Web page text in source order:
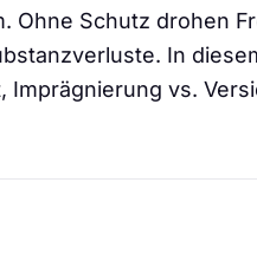
Ohne Schutz drohen
In
Imprägnierung vs.